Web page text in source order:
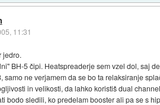
11:31
jedro.
BH-5 čipi. Heatspreaderje sem vzel dol, saj
samo ne verjamem da se bo ta relaksiranje
in velikosti, da lahko koristiš dual
bodo sledili, ko predelam booster ali pa se s